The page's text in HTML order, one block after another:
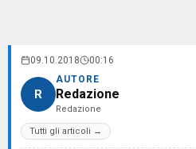
09.10.2018 00:16
R
AUTORE
Redazione
Redazione
Tutti gli articoli →